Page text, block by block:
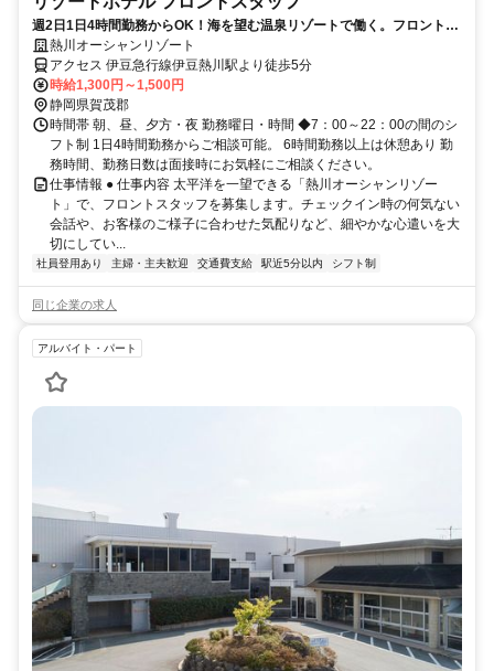
週2日1日4時間勤務からOK！海を望む温泉リゾートで働く。フロントス
タッフ募集｜アルバイト
熱川オーシャンリゾート
アクセス 伊豆急行線伊豆熱川駅より徒歩5分
時給1,300円～1,500円
静岡県賀茂郡
時間帯 朝、昼、夕方・夜 勤務曜日・時間 ◆7：00～22：00の間のシ
フト制 1日4時間勤務からご相談可能。 6時間勤務以上は休憩あり 勤
務時間、勤務日数は面接時にお気軽にご相談ください。
仕事情報 ● 仕事内容 太平洋を一望できる「熱川オーシャンリゾー
ト」で、フロントスタッフを募集します。チェックイン時の何気ない
会話や、お客様のご様子に合わせた気配りなど、細やかな心遣いを大
切にしてい...
社員登用あり 主婦・主夫歓迎 交通費支給 駅近5分以内 シフト制
同じ企業の求人
アルバイト・パート